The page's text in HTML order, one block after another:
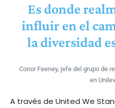
Es donde
influir en el
la diversidad
Conor Feeney, jefe del grupo de
en
A través de United We